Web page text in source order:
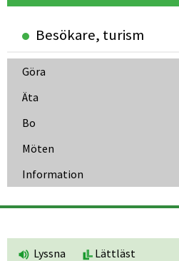
Besökare, turism
Göra
Äta
Bo
Möten
Information
Lyssna Lättläst